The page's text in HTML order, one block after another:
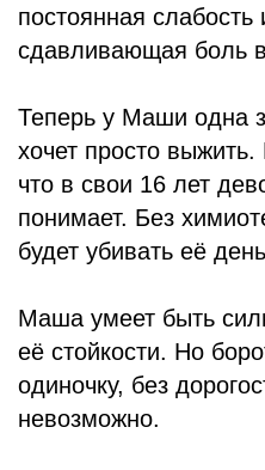
постоянная слабость
сдавливающая боль
Теперь у Маши одна
хочет просто
что в свои 16 лет
понимает. Без
будет убивать её
Маша умеет быть
её стойкости. Но
одиночку, без
невозможно.